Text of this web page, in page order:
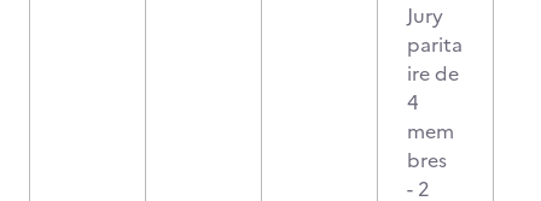
Jury
parita
ire de
4
mem
bres
- 2